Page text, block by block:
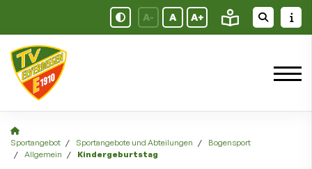
A- A A+
Sportangebot Sportangebote und Abteilungen
Bogensport
Allgemein
Kindergeburtstag